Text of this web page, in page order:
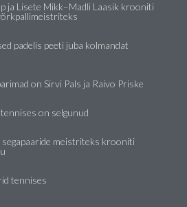
ja Lisete Mikk–Madli Laasik krooniti
padelis peeti juba kolmandat
on Sirvi Pals ja Raivo Priske
on selgunud
meistriteks krooniti
tennises